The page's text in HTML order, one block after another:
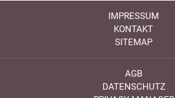
IMPRESSUM
KONTAKT
SITEMAP
AGB
DATENSCHUTZ